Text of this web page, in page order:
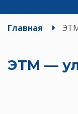
Главная
ЭТМ —